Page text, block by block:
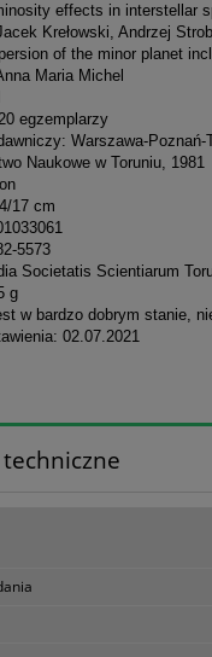
effects in interstellar
Krełowski, Andrzej
of the minor planet
Maria Michel
egzemplarzy
Warszawa-
Naukowe w Toruniu, 1981
17 cm
5573
Societatis Scientiarum
g
w bardzo dobrym stanie,
02.07.2021